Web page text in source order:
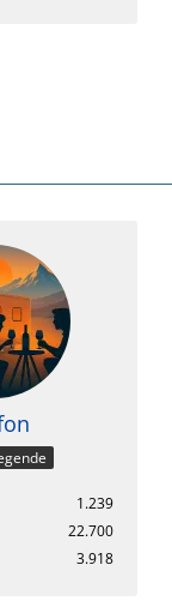
1.239
22.700
3.918